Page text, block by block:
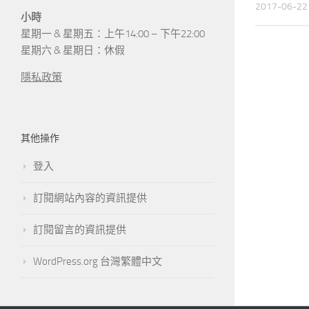
2017-06-22
小時
星期一 & 星期五：上午14:00 – 下午22:00
星期六 & 星期日：休假
隱私政策
其他操作
登入
訂閱網站內容的資訊提供
訂閱留言的資訊提供
WordPress.org 台灣繁體中文